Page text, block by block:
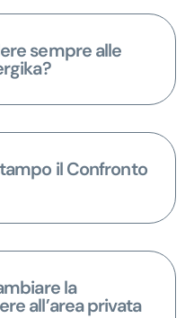
sempre alle
il Confronto
la
all’area privata